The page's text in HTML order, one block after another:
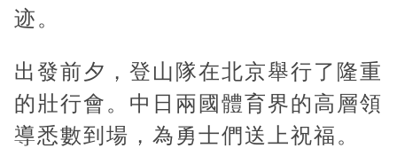
迹。
出發前夕，登山隊在北京舉行了隆重
的壯行會。中日兩國體育界的高層領
導悉數到場，為勇士們送上祝福。